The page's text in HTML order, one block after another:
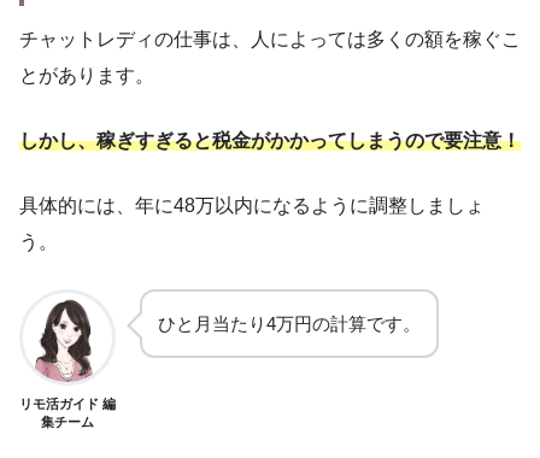
チャットレディの仕事は、人によっては多くの額を稼ぐこ
とがあります。
しかし、稼ぎすぎると税金がかかってしまうので要注意！
具体的には、年に48万以内になるように調整しましょ
う。
リモ活ガイド 編
集チーム
ひと月当たり4万円の計算です。